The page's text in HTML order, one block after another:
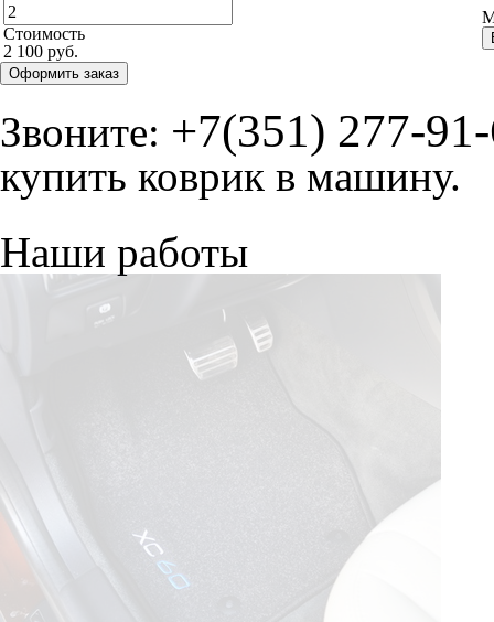
Стоимость
2 100 руб.
Оформить заказ
Звоните: +7(351) 277-
купить коврик в машину.
Наши работы